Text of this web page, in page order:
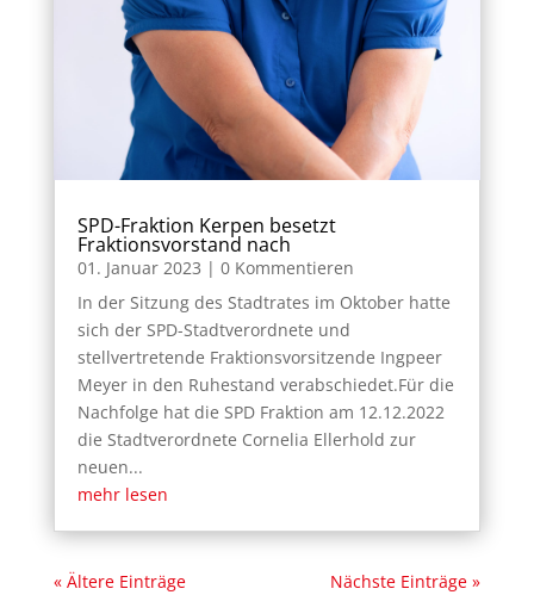
SPD-Fraktion Kerpen besetzt
Fraktionsvorstand nach
01. Januar 2023 | 0 Kommentieren
In der Sitzung des Stadtrates im Oktober hatte
sich der SPD-Stadtverordnete und
stellvertretende Fraktionsvorsitzende Ingpeer
Meyer in den Ruhestand verabschiedet.Für die
Nachfolge hat die SPD Fraktion am 12.12.2022
die Stadtverordnete Cornelia Ellerhold zur
neuen...
mehr lesen
« Ältere Einträge Nächste Einträge »